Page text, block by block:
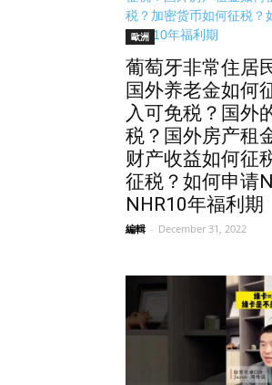
歐洲
葡萄牙非常住居
国外养老金如何
入可免税？国外
税？国外房产租
财产收益如何征
征税？如何申请
NHR10年福利期
編輯 - December 31, 2022